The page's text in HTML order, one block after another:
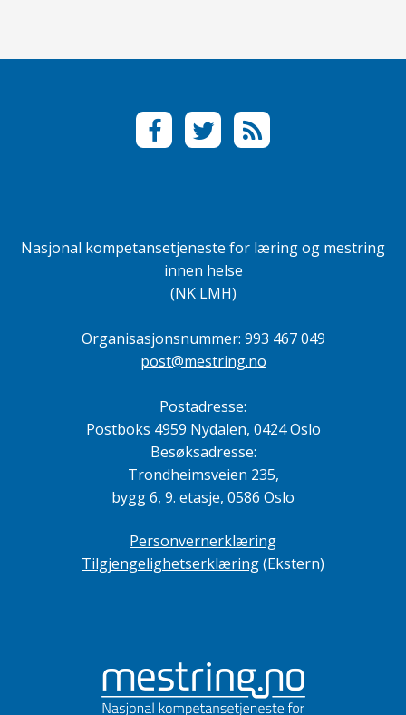
F
a
o
k
T
w
r
R
S
Nasjonal kompetansetjeneste for læring og mestring
innen helse
(NK LMH)
Organisasjonsnummer: 993 467 049
post@mestring.no
Postadresse:
Postboks 4959 Nydalen, 0424 Oslo
Besøksadresse:
Trondheimsveien 235,
bygg 6, 9. etasje, 0586 Oslo
Personvernerklæring
Tilgjengelighetserklæring(Ekstern)